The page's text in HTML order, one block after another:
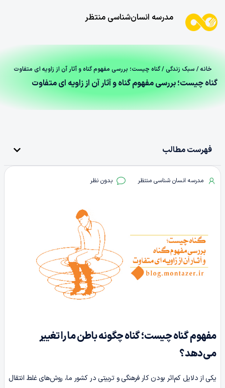
مدرسه انسان‌شناسی منتظر
خانه/ سبک زندگی/ گناه چیست؛ بررسی مفهوم گناه و آثار آن از زاویه‌ ای متفاوت
گناه چیست؛ بررسی مفهوم گناه و آثار آن از زاویه‌ ای متفاوت
فهرست مطالب
مدرسه انسان شناسی منتظر بدون نظر
مفهوم گناه چیست؛ گناه چگونه باطن ما را تغییر
می‌دهد؟
یکی از دلایل کم‌اثر بودن کار فرهنگی و تربیتی در کشور ما، روش‌های غلط انتقال